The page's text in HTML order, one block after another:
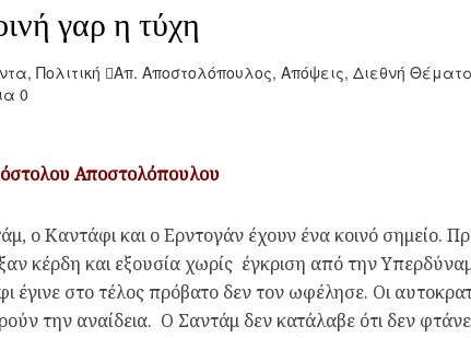
γαρ η τύχη
, Πολιτική Απ. Αποστολόπουλος, Απόψεις, Διεθνή
0
Αποστολόπουλου
ο Καντάφι και ο Ερντογάν έχουν ένα κοινό σημείο.
κέρδη και εξουσία χωρίς έγκριση από την
έγινε στο τέλος πρόβατο δεν τον ωφέλησε. Οι
την αναίδεια. Ο Σαντάμ δεν κατάλαβε ότι δεν